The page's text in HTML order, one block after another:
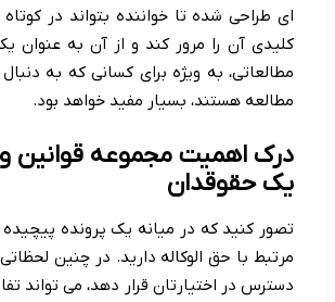
ای طراحی شده تا خواننده بتواند در
کلیدی آن را مرور کند و از آن به عنوان
مطالعاتی، به ویژه برای کسانی که به
مطالعه هستند، بسیار مفید خواهد بود.
درک اهمیت مجموعه قوانین
یک حقوقدان
تصور کنید که در میانه یک پرونده
مرتبط با حق الوکاله دارید. در چنین
دسترس در اختیارتان قرار دهد، می تواند